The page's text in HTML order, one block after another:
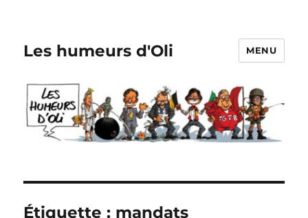
Les humeurs d'Oli MENU
Étiquette : mandats